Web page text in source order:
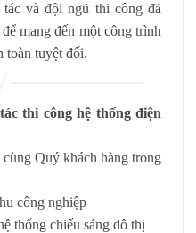
và đội ngũ thi công đã
mang đến một công trình
toàn tuyệt đối.
thi công hệ thống điện
Quý khách hàng trong
công nghiệp
thống chiếu sáng đô thị